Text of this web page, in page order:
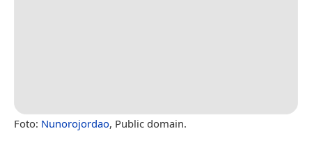
Foto: Nunorojordao, Public domain.